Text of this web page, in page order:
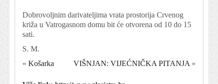
Dobrovoljnim darivateljima vrata prostorija Crvenog
križa u Vatrogasnom domu bit će otvorena od 10 do 15
sati.
S. M.
« Košarka VIŠNJAN: VIJEĆNIČKA PITANJA »